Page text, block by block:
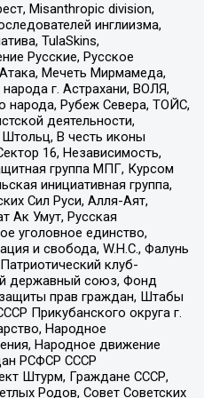
Misanthropic division,
инглиизма,
TulaSkins,
Русские, Русское
Мечеть Мирмамеда,
г. Астрахани, ВОЛЯ,
народа, Рубеж Севера, ТОЙС,
деятельности,
В честь иконы
16, Независимость,
группа МПГ, Курсом
инициативная группа,
Сил Руси, Алля-Аят,
Ак Умут, Русская
уголовное единство,
и свобода, W.H.С., Фалунь
клуб-
державный союз, Фонд
прав граждан, Штабы
Прикубанского округа г.
Народное
Народное движение
РСФСР СССР
Штурм, Граждане СССР,
Родов, Совет Советских